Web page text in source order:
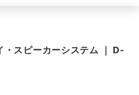
・スピーカーシステム
‎D-